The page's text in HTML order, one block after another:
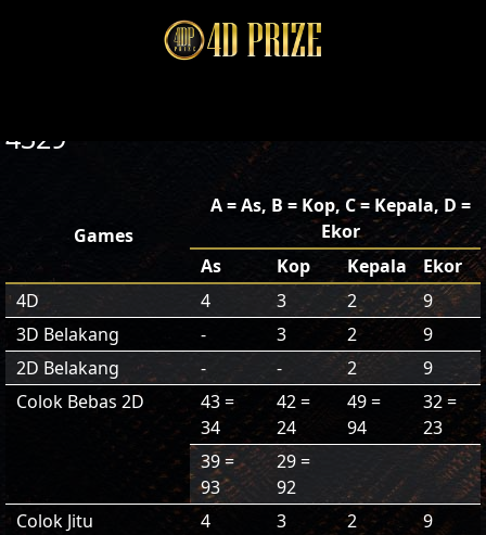
4329
Games
A = As, B = Kop, C = Kepala, D =
Ekor
As
Kop Kepala
Ekor
4D
4 3 2
9
3D Belakang
- 3 2
9
2D Belakang
- - 2
9
Colok Bebas 2D
43 =
34
42 =
24
49 =
94
32 =
23
39 =
93
29 =
92
Colok Jitu
4 3 2
9